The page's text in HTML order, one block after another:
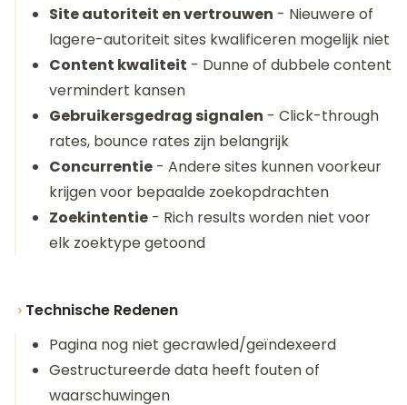
Site autoriteit en vertrouwen - Nieuwere of
lagere-autoriteit sites kwalificeren mogelijk niet
Content kwaliteit - Dunne of dubbele content
vermindert kansen
Gebruikersgedrag signalen - Click-through
rates, bounce rates zijn belangrijk
Concurrentie - Andere sites kunnen voorkeur
krijgen voor bepaalde zoekopdrachten
Zoekintentie - Rich results worden niet voor
elk zoektype getoond
Technische Redenen
Pagina nog niet gecrawled/geïndexeerd
Gestructureerde data heeft fouten of
waarschuwingen